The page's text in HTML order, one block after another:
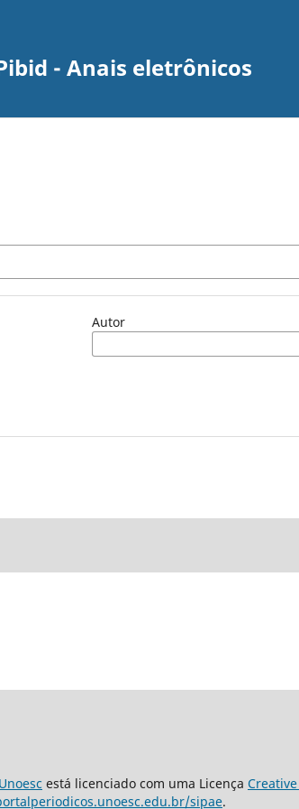
- Anais eletrônicos
Autor
está licenciado com uma Licença
sipae.